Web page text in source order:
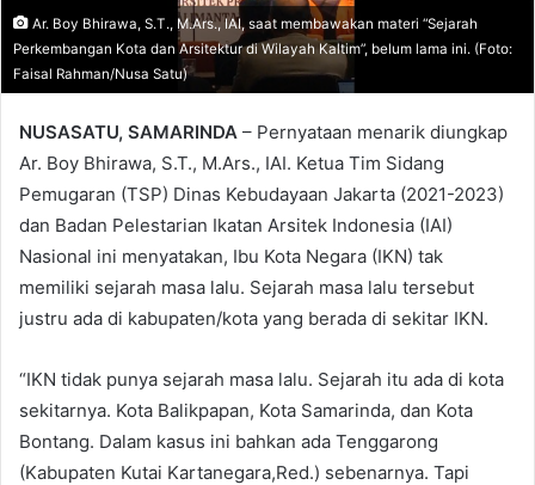
Ar. Boy Bhirawa, S.T., M.Ars., IAI, saat membawakan materi “Sejarah
Perkembangan Kota dan Arsitektur di Wilayah Kaltim”, belum lama ini. (Foto:
Faisal Rahman/Nusa Satu)
NUSASATU, SAMARINDA – Pernyataan menarik diungkap
Ar. Boy Bhirawa, S.T., M.Ars., IAI. Ketua Tim Sidang
Pemugaran (TSP) Dinas Kebudayaan Jakarta (2021-2023)
dan Badan Pelestarian Ikatan Arsitek Indonesia (IAI)
Nasional ini menyatakan, Ibu Kota Negara (IKN) tak
memiliki sejarah masa lalu. Sejarah masa lalu tersebut
justru ada di kabupaten/kota yang berada di sekitar IKN.
“IKN tidak punya sejarah masa lalu. Sejarah itu ada di kota
sekitarnya. Kota Balikpapan, Kota Samarinda, dan Kota
Bontang. Dalam kasus ini bahkan ada Tenggarong
(Kabupaten Kutai Kartanegara,Red.) sebenarnya. Tapi